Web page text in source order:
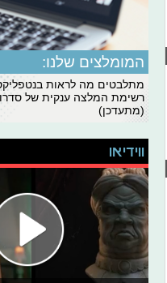
המומלצים שלנו:
מתלבטים מה לראות
רשימת המלצה ענקית של
(מתעדכן)
ווידיאו